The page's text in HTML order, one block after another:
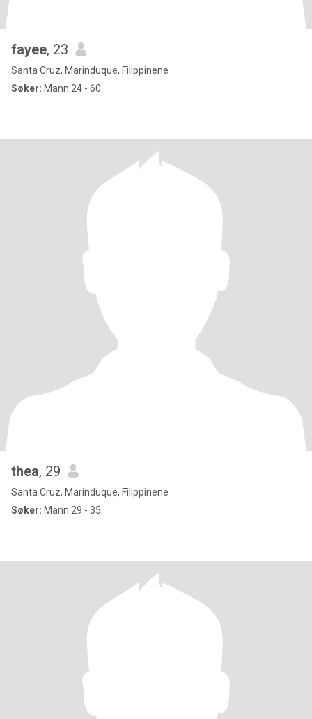
fayee, 23
Santa Cruz, Marinduque, Filippinene
Søker: Mann 24 - 60
thea, 29
Santa Cruz, Marinduque, Filippinene
Søker: Mann 29 - 35